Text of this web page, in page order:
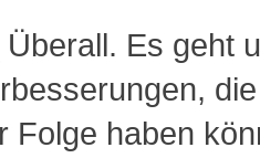
Überall. Es geht
Folge haben